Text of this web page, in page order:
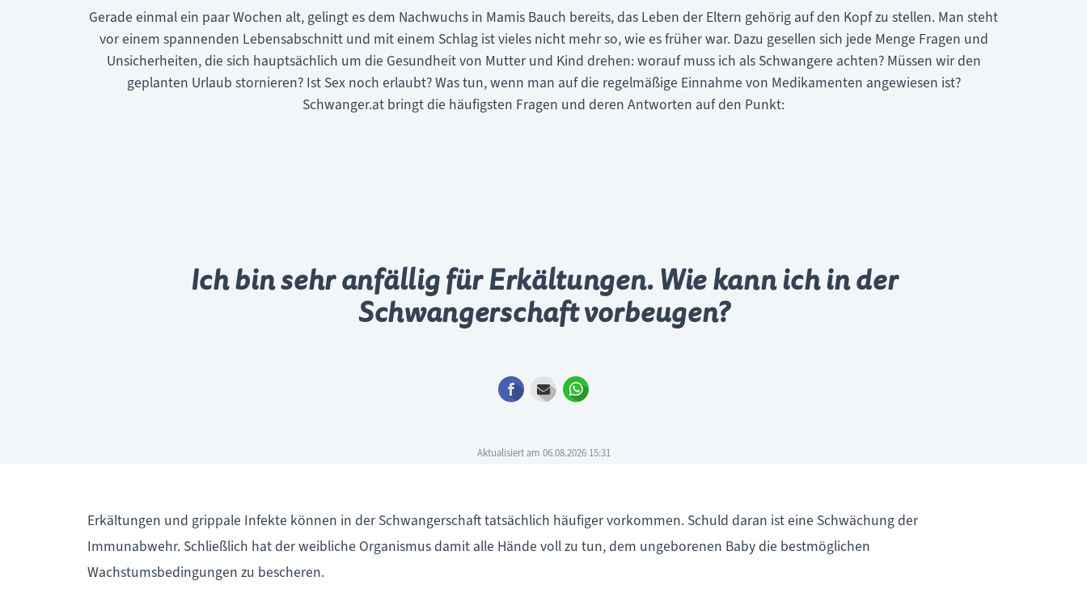
Gerade einmal ein paar Wochen alt, gelingt es dem Nachwuchs in Mamis Bauch bereits, das Leben der Eltern gehörig auf den Kopf zu stellen. Man steht
vor einem spannenden Lebensabschnitt und mit einem Schlag ist vieles nicht mehr so, wie es früher war. Dazu gesellen sich jede Menge Fragen und
Unsicherheiten, die sich hauptsächlich um die Gesundheit von Mutter und Kind drehen: worauf muss ich als Schwangere achten? Müssen wir den
geplanten Urlaub stornieren? Ist Sex noch erlaubt? Was tun, wenn man auf die regelmäßige Einnahme von Medikamenten angewiesen ist?
Schwanger.at bringt die häufigsten Fragen und deren Antworten auf den Punkt:
Ich bin sehr anfällig für Erkältungen. Wie kann ich in der
Schwangerschaft vorbeugen?
Facebook
E-mail
Aktualisiert am 06.08.2026 15:31
Erkältungen und grippale Infekte können in der Schwangerschaft tatsächlich häufiger vorkommen. Schuld daran ist eine Schwächung der
Immunabwehr. Schließlich hat der weibliche Organismus damit alle Hände voll zu tun, dem ungeborenen Baby die bestmöglichen
Wachstumsbedingungen zu bescheren.